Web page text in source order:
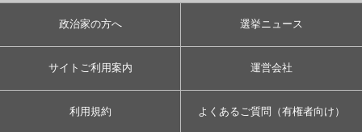
政治家の方へ 選挙ニュース
サイトご利用案内 運営会社
利用規約 よくあるご質問（有権者向け）